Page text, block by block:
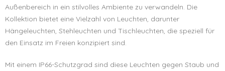
Außenbereich in ein stilvolles Ambiente zu verwandeln. Die
Kollektion bietet eine Vielzahl von Leuchten, darunter
Hängeleuchten, Stehleuchten und Tischleuchten, die speziell für
den Einsatz im Freien konzipiert sind.
Mit einem IP66-Schutzgrad sind diese Leuchten gegen Staub und